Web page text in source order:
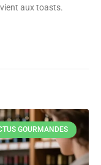
aux toasts.
GOURMANDES